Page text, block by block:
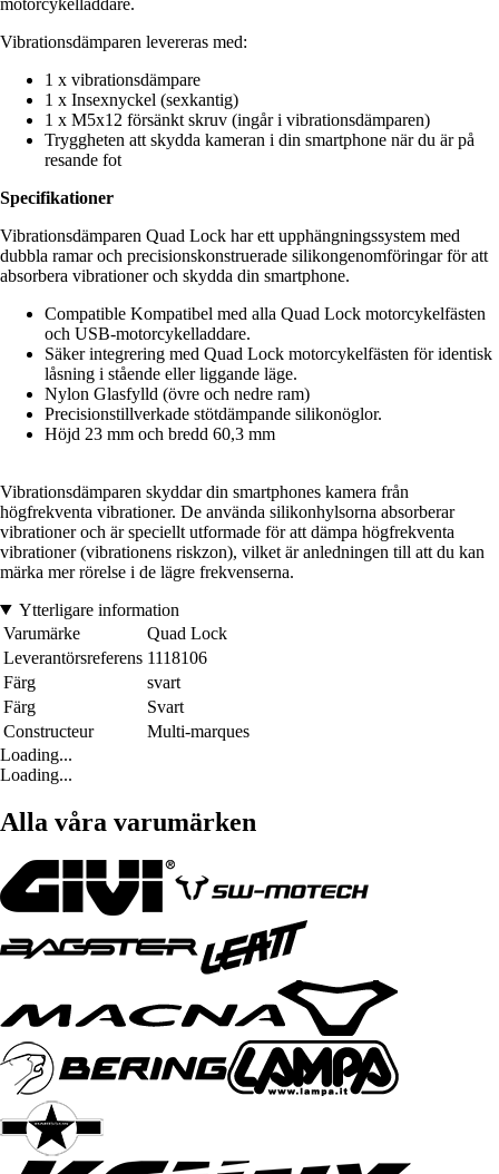
motorcykelladdare.
Vibrationsdämparen levereras med:
1 x vibrationsdämpare
1 x Insexnyckel (sexkantig)
1 x M5x12 försänkt skruv (ingår i vibrationsdämparen)
Tryggheten att skydda kameran i din smartphone när du är på
resande fot
Specifikationer
Vibrationsdämparen Quad Lock har ett upphängningssystem med
dubbla ramar och precisionskonstruerade silikongenomföringar för att
absorbera vibrationer och skydda din smartphone.
Compatible Kompatibel med alla Quad Lock motorcykelfästen
och USB-motorcykelladdare.
Säker integrering med Quad Lock motorcykelfästen för identisk
låsning i stående eller liggande läge.
Nylon Glasfylld (övre och nedre ram)
Precisionstillverkade stötdämpande silikonöglor.
Höjd 23 mm och bredd 60,3 mm
Vibrationsdämparen skyddar din smartphones kamera från
högfrekventa vibrationer. De använda silikonhylsorna absorberar
vibrationer och är speciellt utformade för att dämpa högfrekventa
vibrationer (vibrationens riskzon), vilket är anledningen till att du kan
märka mer rörelse i de lägre frekvenserna.
Ytterligare information
Varumärke
Quad Lock
Leverantörsreferens 1118106
Färg
svart
Färg
Svart
Constructeur
Multi-marques
Loading...
Loading...
Alla våra varumärken